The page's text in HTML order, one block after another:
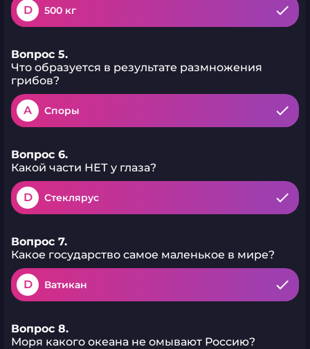
D 500 кг
Вопрос 5.
Что образуется в результате размножения
грибов?
A Споры
Вопрос 6.
Какой части НЕТ у глаза?
D Стеклярус
Вопрос 7.
Какое государство самое маленькое в мире?
D Ватикан
Вопрос 8.
Моря какого океана не омывают Россию?